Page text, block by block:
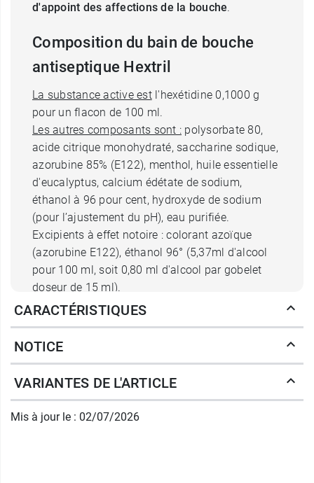
d'appoint des affections de la bouche.
Composition du bain de bouche
antiseptique Hextril
La substance active estl'hexétidine 0,1000 g
pour un flacon de 100 ml.
Les autres composants sont : polysorbate 80,
acide citrique monohydraté, saccharine sodique,
azorubine 85% (E122), menthol, huile essentielle
d'eucalyptus, calcium édétate de sodium,
éthanol à 96 pour cent, hydroxyde de sodium
(pour l’ajustement du pH), eau purifiée.
Excipients à effet notoire : colorant azoïque
(azorubine E122), éthanol 96° (5,37ml d'alcool
pour 100 ml, soit 0,80 ml d'alcool par gobelet
doseur de 15 ml).
Posologie du bain de bouche
Hextril
Ce bain de bouche est indiqué chez les
et les enfants de plus de 12 ans
Utilisation du bain de bouche Hextril
CARACTÉRISTIQUES
NOTICE
VARIANTES DE L'ARTICLE
Mis à jour le : 02/07/2026